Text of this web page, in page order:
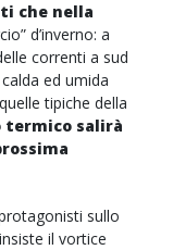
che nella
d’inverno: a
correnti a sud
ed umida
tipiche della
termico salirà
sullo
il vortice